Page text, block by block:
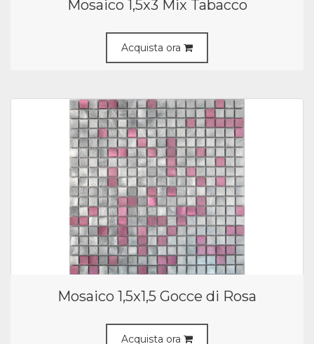
Mosaico 1,5x3 Mix Tabacco
Acquista ora
Mosaico 1,5x1,5 Gocce di Rosa
Acquista ora